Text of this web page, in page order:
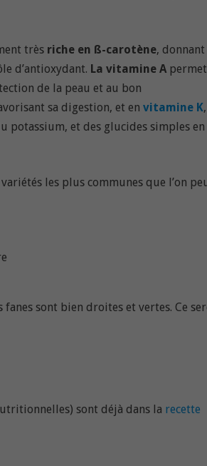
très riche en ß-carotène, donnant
d’antioxydant. La vitamine Apermet
de la peau et au bon
sa digestion, et en vitamine K,
potassium, et des glucides simples en
les plus communes que l’on
sont bien droites et vertes. Ce
sont déjà dans la recette